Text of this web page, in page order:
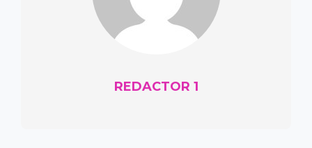
REDACTOR 1